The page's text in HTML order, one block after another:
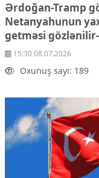
Ərdoğan-Tramp
Netanyahunun
getməsi
15:30 08.07.2026
Oxunuş sayı: 189